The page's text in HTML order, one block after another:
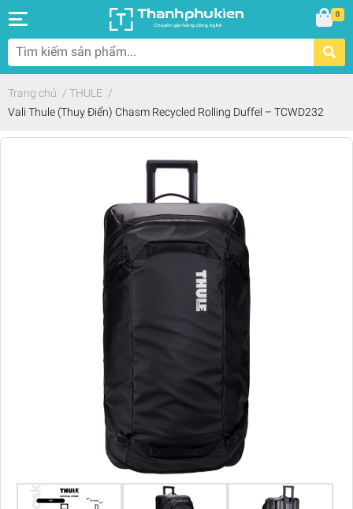
0
Trang chủ / THULE /
Vali Thule (Thuỵ Điển) Chasm Recycled Rolling Duffel – TCWD232